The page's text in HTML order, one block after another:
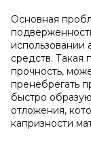
Основная
использовании
средств. Такая
прочность,
пренебрегать
быстро
отложения,
капризности